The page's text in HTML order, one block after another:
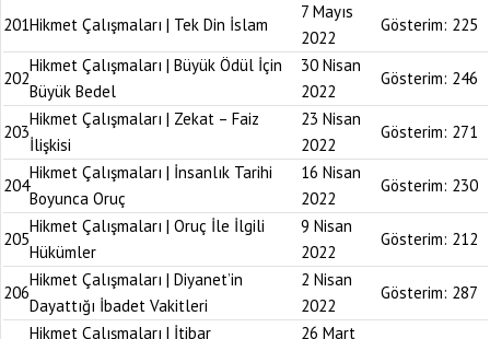
201Hikmet Çalışmaları | Tek Din İslam
7 Mayıs
2022
Gösterim: 225
202
Hikmet Çalışmaları | Büyük Ödül İçin
Büyük Bedel
30 Nisan
2022
Gösterim: 246
203
Hikmet Çalışmaları | Zekat – Faiz
İlişkisi
23 Nisan
2022
Gösterim: 271
204
Hikmet Çalışmaları | İnsanlık Tarihi
Boyunca Oruç
16 Nisan
2022
Gösterim: 230
205
Hikmet Çalışmaları | Oruç İle İlgili
Hükümler
9 Nisan
2022
Gösterim: 212
206
Hikmet Çalışmaları | Diyanet’in
Dayattığı İbadet Vakitleri
2 Nisan
2022
Gösterim: 287
Hikmet Çalışmaları | İtibar
26 Mart